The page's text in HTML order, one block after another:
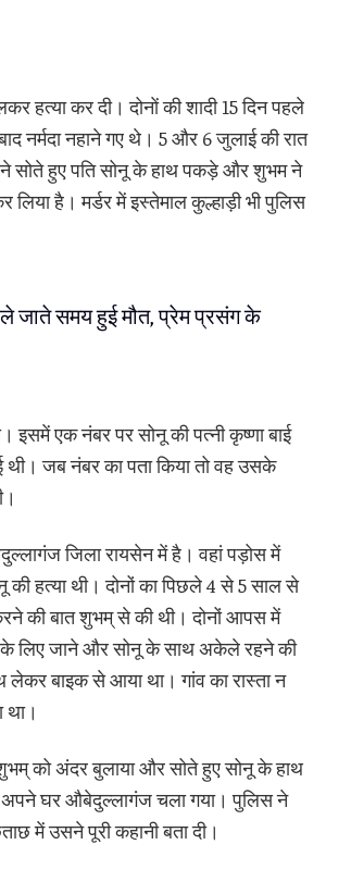
हत्या कर दी। दोनाें की शादी 15 दिन पहले
नर्मदा नहाने गए थे। 5 और 6 जुलाई की रात
ने सोते हुए पति सोनू के हाथ पकड़े और शुभम ने
लिया है। मर्डर में इस्तेमाल कुल्हाड़ी भी पुलिस
जाते समय हुई मौत, प्रेम प्रसंग के
एक नंबर पर सोनू की पत्नी कृष्णा बाई
थी। जब नंबर का पता किया तो वह उसके
जिला रायसेन में है। वहां पड़ोस में
हत्या थी। दोनों का पिछले 4 से 5 साल से
की बात शुभम् से की थी। दोनों आपस में
के लिए जाने और सोनू के साथ अकेले रहने की
बाइक से आया था। गांव का रास्ता न
था।
को अंदर बुलाया और सोते हुए सोनू के हाथ
घर औबेदुल्लागंज चला गया। पुलिस ने
में उसने पूरी कहानी बता दी।